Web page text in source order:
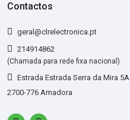
Contactos
geral@clrelectronica.pt
214914862
(Chamada para rede fixa nacional)
Estrada Estrada Serra da Mira 5A
2700-776 Amadora